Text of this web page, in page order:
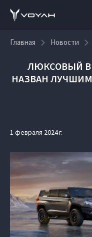
Главная Новости
ЛЮКСОВЫЙ
НАЗВАН
1 февраля 2024 г.